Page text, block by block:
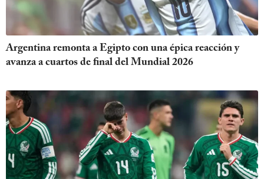
Argentina remonta a Egipto con una épica reacción y
avanza a cuartos de final del Mundial 2026